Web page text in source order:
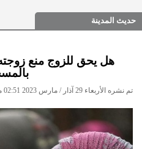
حديث المدينة
هل يحق للزوج منع زوجته
تم نشره الأربعاء 29 آذار / مارس 2023 02:51 مساءً